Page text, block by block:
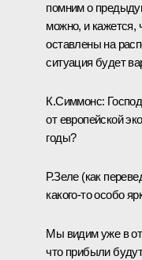
помним о
можно, и
оставлены на
ситуация будет
К.Симмонс:
от европейской
годы?
Р.Зеле (как
какого‑то особо
Мы видим уже в
что прибыли